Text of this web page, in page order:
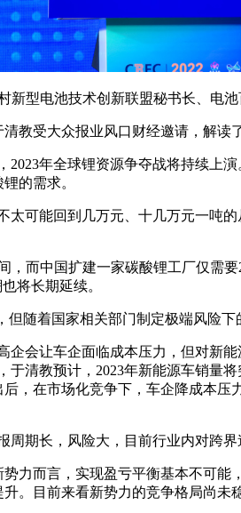
新型电池技术创新联盟秘书长、电
教受大众报业风口财经邀请，解读
年全球锂资源争夺战将持续上
的需求。
可能回到几万元、十几万元一吨
而中国扩建一家碳酸锂工厂仅需
将长期延续。
随着国家相关部门制定极端风险
会让车企面临成本压力，但对新
清教预计，2023年新能源车销量
，在市场化竞争下，车企降成本
周期长，风险大，目前行业内对跨
力而言，实现盈亏平衡基本不可
。目前来看新势力的竞争格局尚未